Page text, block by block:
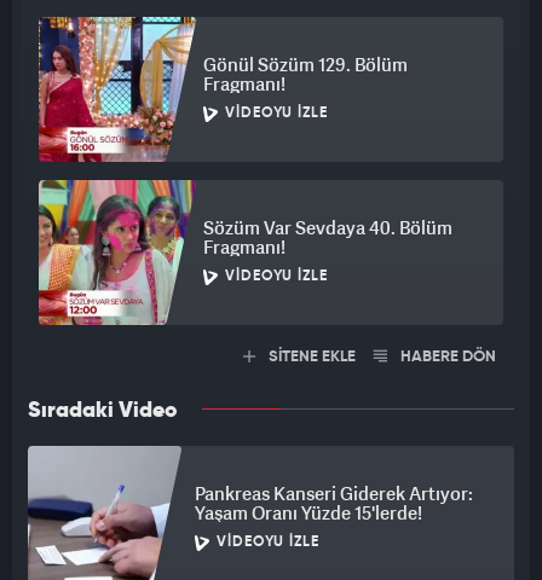
Gönül Sözüm 129. Bölüm
Fragmanı!
VIDEOYU İZLE
Sözüm Var Sevdaya 40. Bölüm
Fragmanı!
VIDEOYU İZLE
SİTENE EKLE HABERE DÖN
Sıradaki Video
Pankreas Kanseri Giderek Artıyor:
Yaşam Oranı Yüzde 15'lerde!
VIDEOYU İZLE